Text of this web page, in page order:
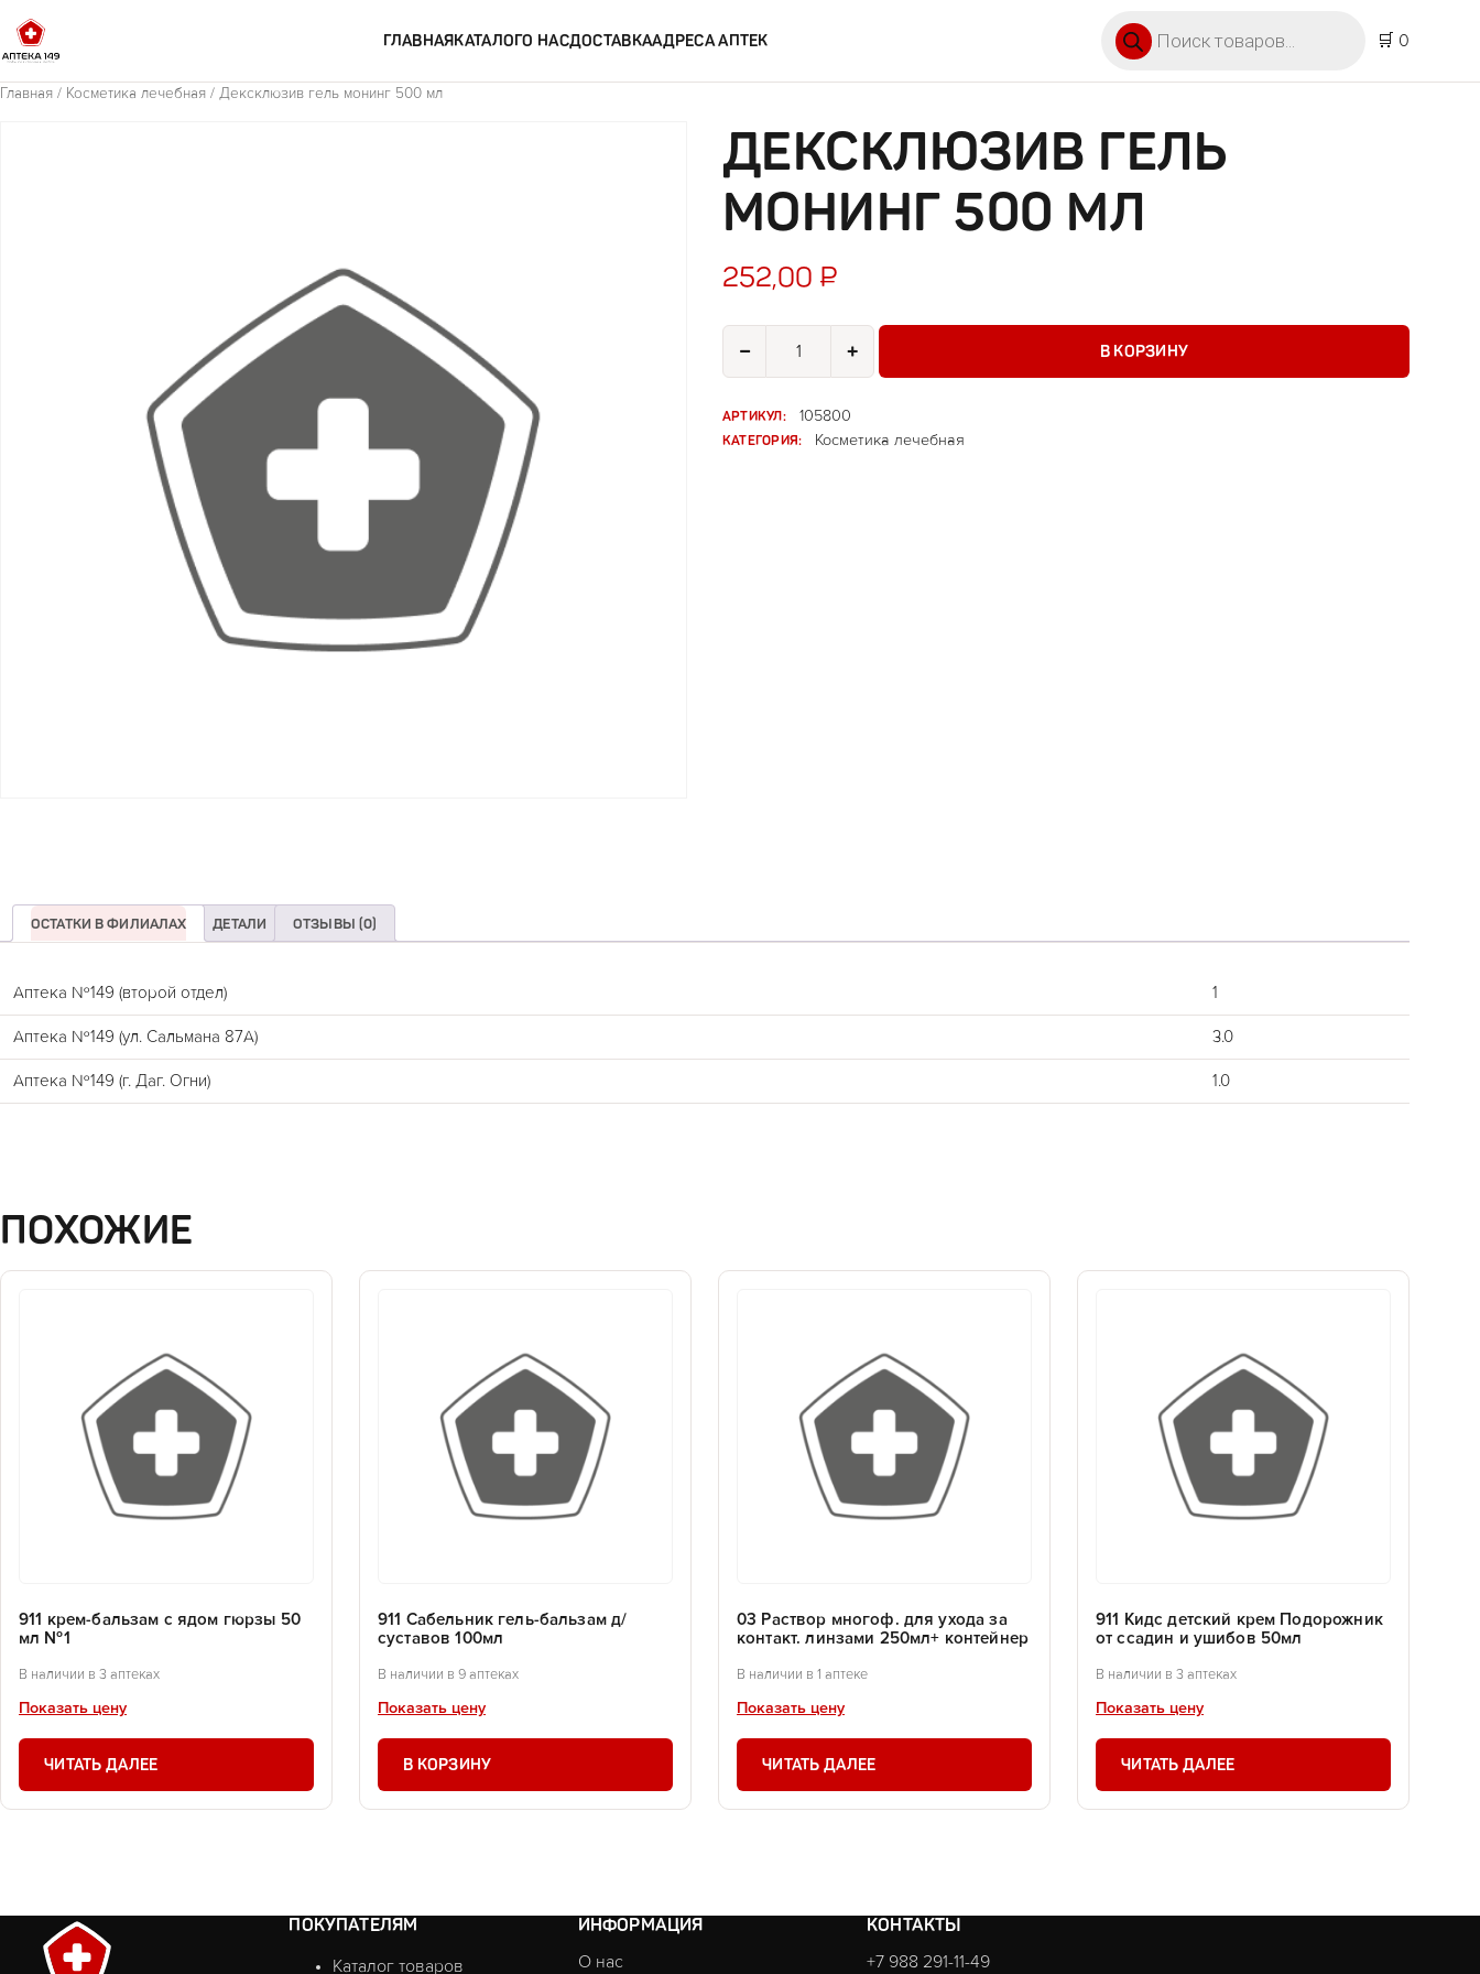
ГЛАВНАЯКАТАЛОГО НАСДОСТАВКААДРЕСА АПТЕК
🛒 0
Главная / Косметика лечебная / Дексклюзив гель монинг 500 мл
ДЕКСКЛЮЗИВ ГЕЛЬ
МОНИНГ 500 МЛ
252,00 ₽
−
Количество товара Дексклюзив гель монинг 500 мл
+ В КОРЗИНУ
АРТИКУЛ:
105800
КАТЕГОРИЯ:
Косметика лечебная
ОСТАТКИ В ФИЛИАЛАХ ДЕТАЛИ ОТЗЫВЫ (0)
Аптека №149 (второй отдел) 1
Аптека №149 (ул. Сальмана 87А) 3.0
Аптека №149 (г. Даг. Огни) 1.0
ПОХОЖИЕ
911 крем-бальзам с ядом гюрзы 50
мл №1
В наличии в 3 аптеках
Показать цену
ЧИТАТЬ ДАЛЕЕ
911 Сабельник гель-бальзам д/
суставов 100мл
В наличии в 9 аптеках
Показать цену
В КОРЗИНУ
03 Раствор многоф. для ухода за
контакт. линзами 250мл+ контейнер
В наличии в 1 аптеке
Показать цену
ЧИТАТЬ ДАЛЕЕ
911 Кидс детский крем Подорожник
от ссадин и ушибов 50мл
В наличии в 3 аптеках
Показать цену
ЧИТАТЬ ДАЛЕЕ
ПОКУПАТЕЛЯМ
Каталог товаров
ИНФОРМАЦИЯ
О нас
КОНТАКТЫ
+7 988 291-11-49